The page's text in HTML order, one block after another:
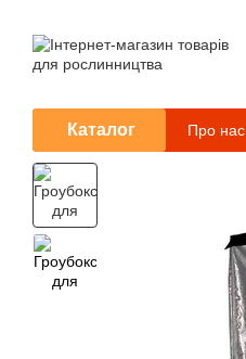
Каталог Про нас